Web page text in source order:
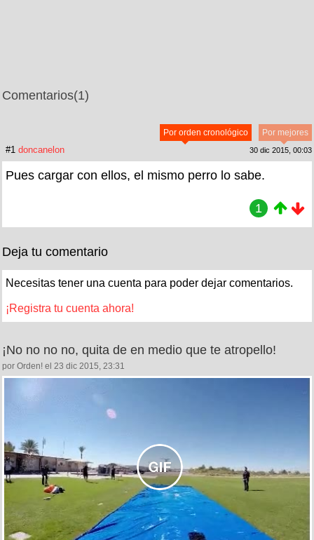
Comentarios(1)
Por mejores
Por orden cronológico
#1 doncanelon 30 dic 2015, 00:03
Pues cargar con ellos, el mismo perro lo sabe.
1
Deja tu comentario
Necesitas tener una cuenta para poder dejar comentarios.
¡Registra tu cuenta ahora!
¡No no no no, quita de en medio que te atropello!
por Orden! el 23 dic 2015, 23:31